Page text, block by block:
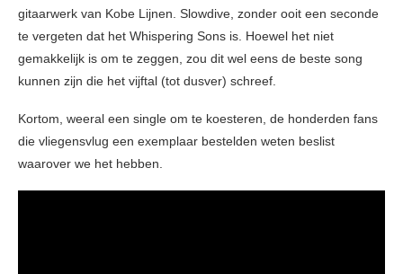
gitaarwerk van Kobe Lijnen. Slowdive, zonder ooit een seconde
te vergeten dat het Whispering Sons is. Hoewel het niet
gemakkelijk is om te zeggen, zou dit wel eens de beste song
kunnen zijn die het vijftal (tot dusver) schreef.
Kortom, weeral een single om te koesteren, de honderden fans
die vliegensvlug een exemplaar bestelden weten beslist
waarover we het hebben.